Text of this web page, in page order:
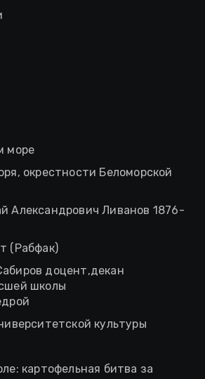
море
окрестности Беломорской
Александрович Ливанов 1876-
(Рабфак)
доцент,декан
школы
культуры
картофельная битва за